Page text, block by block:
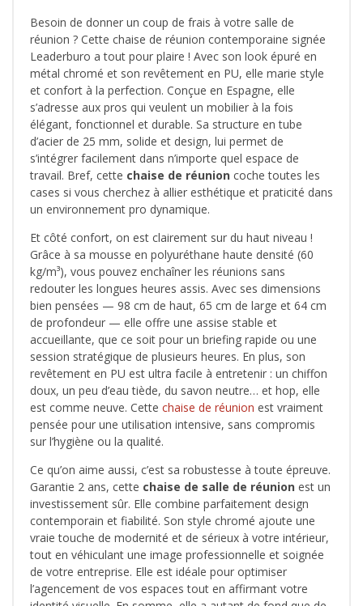
Besoin de donner un coup de frais à votre salle de
réunion ? Cette chaise de réunion contemporaine signée
Leaderburo a tout pour plaire ! Avec son look épuré en
métal chromé et son revêtement en PU, elle marie style
et confort à la perfection. Conçue en Espagne, elle
s’adresse aux pros qui veulent un mobilier à la fois
élégant, fonctionnel et durable. Sa structure en tube
d’acier de 25 mm, solide et design, lui permet de
s’intégrer facilement dans n’importe quel espace de
travail. Bref, cette chaise de réunion coche toutes les
cases si vous cherchez à allier esthétique et praticité dans
un environnement pro dynamique.
Et côté confort, on est clairement sur du haut niveau !
Grâce à sa mousse en polyuréthane haute densité (60
kg/m³), vous pouvez enchaîner les réunions sans
redouter les longues heures assis. Avec ses dimensions
bien pensées — 98 cm de haut, 65 cm de large et 64 cm
de profondeur — elle offre une assise stable et
accueillante, que ce soit pour un briefing rapide ou une
session stratégique de plusieurs heures. En plus, son
revêtement en PU est ultra facile à entretenir : un chiffon
doux, un peu d’eau tiède, du savon neutre… et hop, elle
est comme neuve. Cette chaise de réunion est vraiment
pensée pour une utilisation intensive, sans compromis
sur l’hygiène ou la qualité.
Ce qu’on aime aussi, c’est sa robustesse à toute épreuve.
Garantie 2 ans, cette chaise de salle de réunion est un
investissement sûr. Elle combine parfaitement design
contemporain et fiabilité. Son style chromé ajoute une
vraie touche de modernité et de sérieux à votre intérieur,
tout en véhiculant une image professionnelle et soignée
de votre entreprise. Elle est idéale pour optimiser
l’agencement de vos espaces tout en affirmant votre